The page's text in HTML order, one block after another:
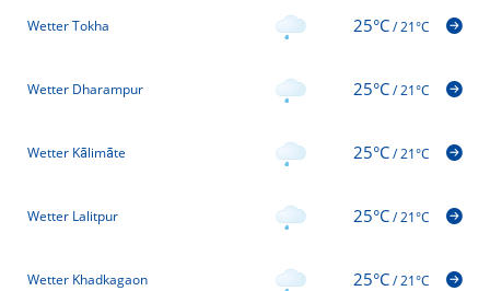
Wetter Tokha 25°C/21°C
Wetter Dharampur 25°C/21°C
Wetter Kālimāte 25°C/21°C
Wetter Lalitpur 25°C/21°C
Wetter Khadkagaon 25°C/21°C